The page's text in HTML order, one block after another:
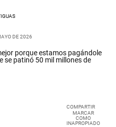
DE 2026
porque estamos pagándole
se patinó 50 mil millones de
COMPARTIR
MARCAR
COMO
INAPROPIADO